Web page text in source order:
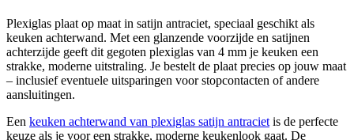
Plexiglas plaat op maat in satijn antraciet, speciaal geschikt als
keuken achterwand. Met een glanzende voorzijde en satijnen
achterzijde geeft dit gegoten plexiglas van 4 mm je keuken een
strakke, moderne uitstraling. Je bestelt de plaat precies op jouw maat
– inclusief eventuele uitsparingen voor stopcontacten of andere
aansluitingen.
Een keuken achterwand van plexiglas satijn antraciet is de perfecte
keuze als je voor een strakke, moderne keukenlook gaat. De